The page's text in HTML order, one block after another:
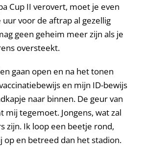
Cup II verovert, moet je even
voor de aftrap al gezellig
geen geheim meer zijn als je
oversteekt.
gaan open en na het tonen
en mijn ID-bewijs
naar binnen. De geur van
mij tegemoet. Jongens, wat zal
zijn. Ik loop een beetje rond,
op en betreed dan het stadion.